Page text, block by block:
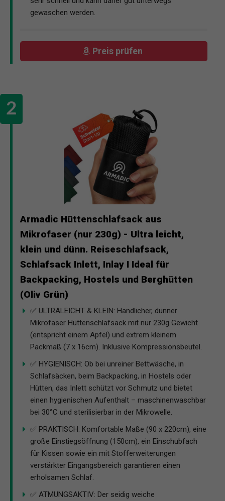
gewaschen werden.
Preis prüfen
Armadic Hüttenschlafsack aus
Mikrofaser (nur 230g) - Ultra leicht,
klein und dünn. Reiseschlafsack,
Schlafsack Inlett, Inlay I Ideal für
Backpacking, Hostels und Berghütten
(Oliv Grün)
✅ ULTRALEICHT & KLEIN: Handlicher, dünner
Mikrofaser Hüttenschlafsack mit nur 230g Gewicht
(entspricht einem Apfel) und extrem kleinem
Packmaß (7 x 16cm). Inklusive Kompressionsbeutel.
✅ HYGIENISCH: Ob bei unreiner Bettwäsche, in
Schlafsäcken, beim Backpacking, in Hostels oder
Hütten, das Inlett schützt vor Schmutz und bietet
einen hygienischen Aufenthalt – maschinenwaschbar
bei 30°C und sterilisierbar in der Mikrowelle.
✅ PRAKTISCH: Komfortable Maße (90 x 220cm), eine
große Einstiegsöffnung (150cm), ein Einschubfach
für Kissen sowie ein mit Stofferweiterungen
verstärkter Eingangsbereich garantieren einen
erholsamen Schlaf.
✅ ATMUNGSAKTIV: Der seidig weiche